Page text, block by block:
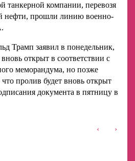
танкерной компании, перевозя
нефти, прошли линию военно-
Трамп заявил в понедельник,
открыт в соответствии с
меморандума, но позже
пролив будет вновь открыт
документа в пятницу в
‹ ›